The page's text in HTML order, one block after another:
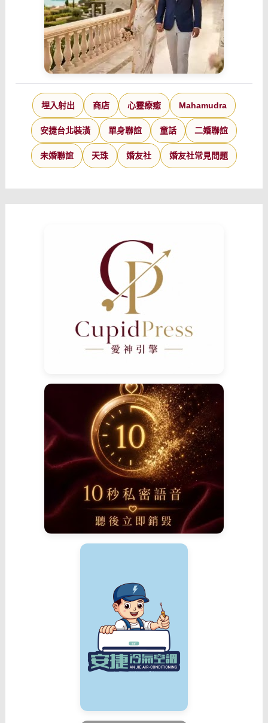
埋入射出 商店 心靈療癒 Mahamudra
安捷台北裝潢 單身聯誼 童話 二婚聯誼
未婚聯誼 天珠 婚友社 婚友社常見問題